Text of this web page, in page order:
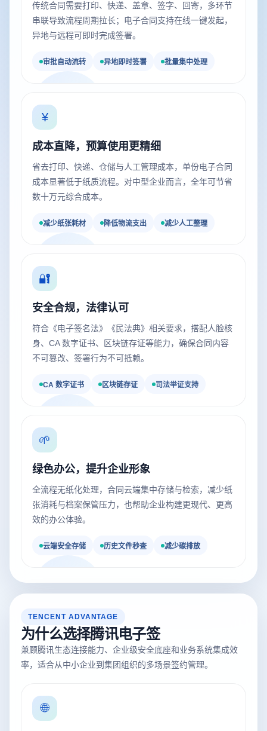
传统合同需要打印、快递、盖章、签字、回寄，多环节
串联导致流程周期拉长；电子合同支持在线一键发起，
异地与远程可即时完成签署。
审批自动流转 异地即时签署 批量集中处理
¥
成本直降，预算使用更精细
省去打印、快递、仓储与人工管理成本，单份电子合同
成本显著低于纸质流程。对中型企业而言，全年可节省
数十万元综合成本。
减少纸张耗材 降低物流支出 减少人工整理
🔐
安全合规，法律认可
符合《电子签名法》《民法典》相关要求，搭配人脸核
身、CA 数字证书、区块链存证等能力，确保合同内容
不可篡改、签署行为不可抵赖。
CA 数字证书 区块链存证 司法举证支持
🌱
绿色办公，提升企业形象
全流程无纸化处理，合同云端集中存储与检索，减少纸
张消耗与档案保管压力，也帮助企业构建更现代、更高
效的办公体验。
云端安全存储 历史文件秒查 减少碳排放
TENCENT ADVANTAGE
为什么选择腾讯电子签
兼顾腾讯生态连接能力、企业级安全底座和业务系统集成效
率，适合从中小企业到集团组织的多场景签约管理。
🌐